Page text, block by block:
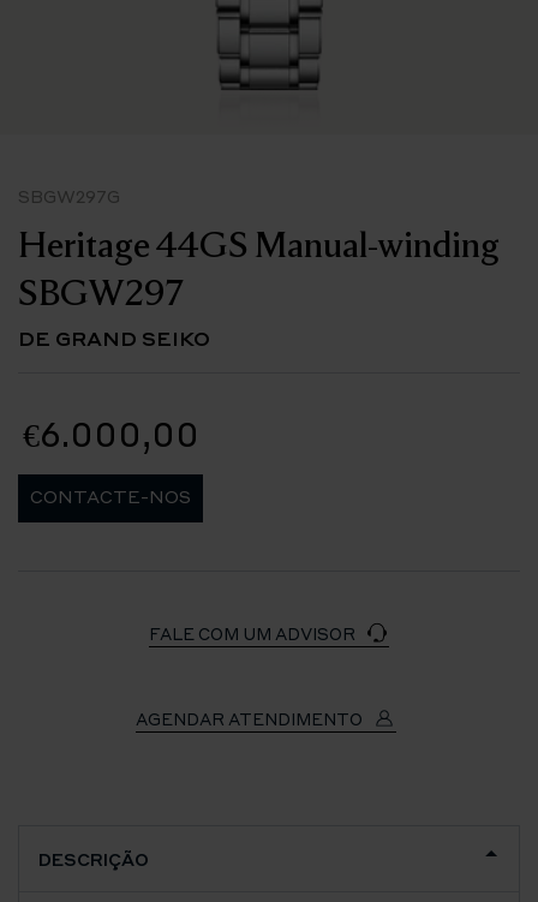
SBGW297G
Heritage 44GS Manual-winding
SBGW297
DE GRAND SEIKO
€6.000,00
CONTACTE-NOS
FALE COM UM ADVISOR
AGENDAR ATENDIMENTO
DESCRIÇÃO